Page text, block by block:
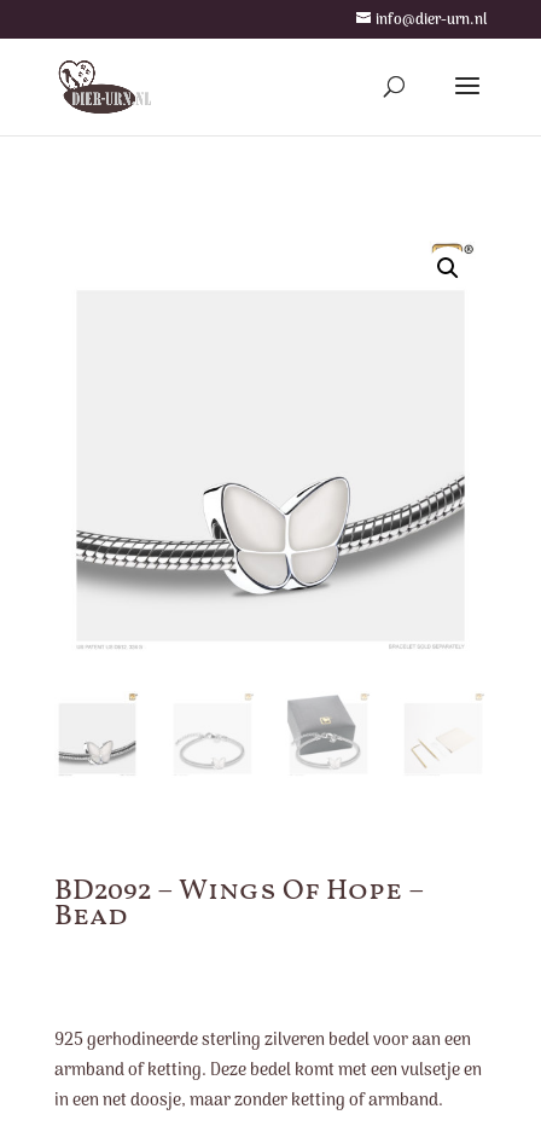
info@dier-urn.nl
BD2092 – Wings Of Hope –
Bead
925 gerhodineerde sterling zilveren bedel voor aan een
armband of ketting. Deze bedel komt met een vulsetje en
in een net doosje, maar zonder ketting of armband.